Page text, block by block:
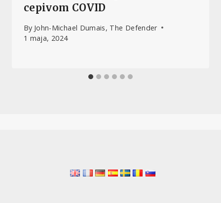
cepivom COVID
By John-Michael Dumais, The Defender
1 maja, 2024